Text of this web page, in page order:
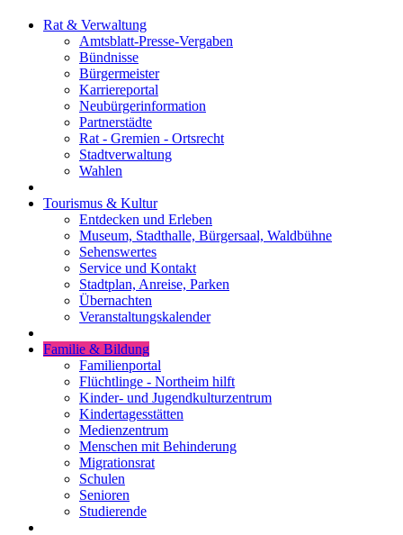
Rat & Verwaltung
Amtsblatt-Presse-Vergaben
Bündnisse
Bürgermeister
Karriereportal
Neubürgerinformation
Partnerstädte
Rat - Gremien - Ortsrecht
Stadtverwaltung
Wahlen
Tourismus & Kultur
Entdecken und Erleben
Museum, Stadthalle, Bürgersaal, Waldbühne
Sehenswertes
Service und Kontakt
Stadtplan, Anreise, Parken
Übernachten
Veranstaltungskalender
Familie & Bildung
Familienportal
Flüchtlinge - Northeim hilft
Kinder- und Jugendkulturzentrum
Kindertagesstätten
Medienzentrum
Menschen mit Behinderung
Migrationsrat
Schulen
Senioren
Studierende